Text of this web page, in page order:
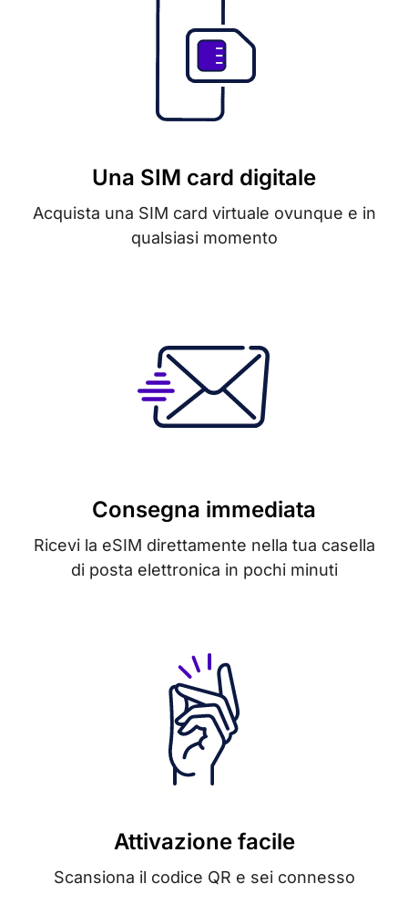
Una SIM card digitale
Acquista una SIM card virtuale ovunque e in
qualsiasi momento
Consegna immediata
Ricevi la eSIM direttamente nella tua casella
di posta elettronica in pochi minuti
Attivazione facile
Scansiona il codice QR e sei connesso